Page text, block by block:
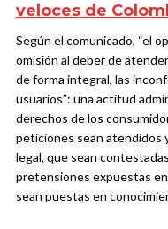
veloces de
Según el comunicado, “el
omisión al deber de
de forma integral, las
usuarios”: una actitud
derechos de los
peticiones sean atendidos
legal, que sean
pretensiones expuestas
sean puestas en